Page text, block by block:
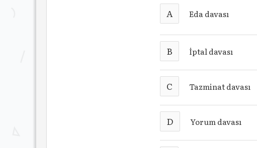
A Eda davası
B İptal davası
C Tazminat davası
D Yorum davası